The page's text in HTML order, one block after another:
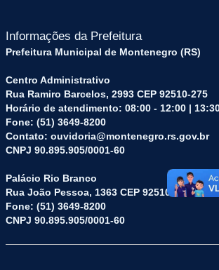
Informações da Prefeitura
Prefeitura Municipal de Montenegro (RS)
Centro Administrativo
Rua Ramiro Barcelos, 2993 CEP 92510-275
Horário de atendimento: 08:00 - 12:00 |
Fone: (51) 3649-8200
Contato: ouvidoria@montenegro.rs.gov.br
CNPJ 90.895.905/0001-60
Palácio Rio Branco
Rua João Pessoa, 1363 CEP 92510-045
Fone: (51) 3649-8200
CNPJ 90.895.905/0001-60